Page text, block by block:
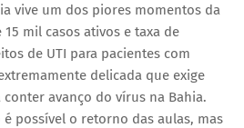
vive um dos piores momentos da
mil casos ativos e taxa de
de UTI para pacientes com
delicada que exige
avanço do vírus na Bahia.
possível o retorno das aulas, mas